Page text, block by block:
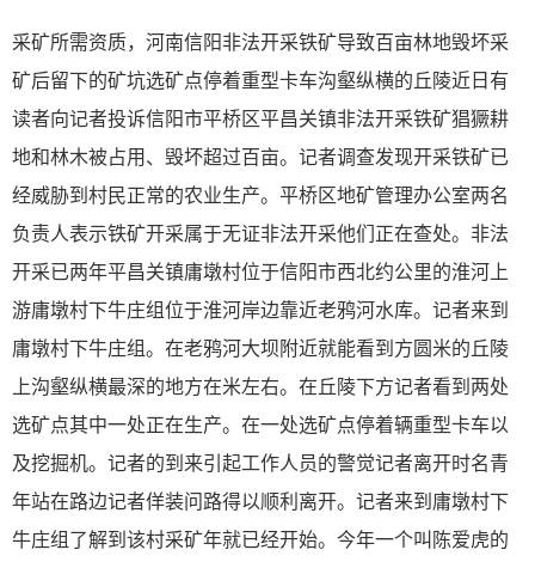
采矿所需资质，河南信阳非法开采铁矿导致百亩林地毁坏采
矿后留下的矿坑选矿点停着重型卡车沟壑纵横的丘陵近日有
读者向记者投诉信阳市平桥区平昌关镇非法开采铁矿猖獗耕
地和林木被占用、毁坏超过百亩。记者调查发现开采铁矿已
经威胁到村民正常的农业生产。平桥区地矿管理办公室两名
负责人表示铁矿开采属于无证非法开采他们正在查处。非法
开采已两年平昌关镇庸墩村位于信阳市西北约公里的淮河上
游庸墩村下牛庄组位于淮河岸边靠近老鸦河水库。记者来到
庸墩村下牛庄组。在老鸦河大坝附近就能看到方圆米的丘陵
上沟壑纵横最深的地方在米左右。在丘陵下方记者看到两处
选矿点其中一处正在生产。在一处选矿点停着辆重型卡车以
及挖掘机。记者的到来引起工作人员的警觉记者离开时名青
年站在路边记者佯装问路得以顺利离开。记者来到庸墩村下
牛庄组了解到该村采矿年就已经开始。今年一个叫陈爱虎的